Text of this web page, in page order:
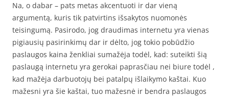
Na, o dabar – pats metas akcentuoti ir dar vieną
argumentą, kuris tik patvirtins išsakytos nuomonės
teisingumą. Pasirodo, jog draudimas internetu yra vienas
pigiausių pasirinkimų dar ir dėlto, jog tokio pobūdžio
paslaugos kaina ženkliai sumažėja todėl, kad: suteikti šią
paslaugą internetu yra gerokai paprasčiau nei biure todėl ,
kad mažėja darbuotojų bei patalpų išlaikymo kaštai. Kuo
mažesni yra šie kaštai, tuo mažesnė ir bendra paslaugos